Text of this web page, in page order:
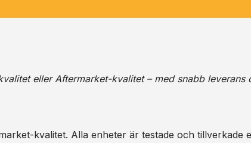
eller Aftermarket-kvalitet – med snabb leverans
kvalitet. Alla enheter är testade och tillverkade